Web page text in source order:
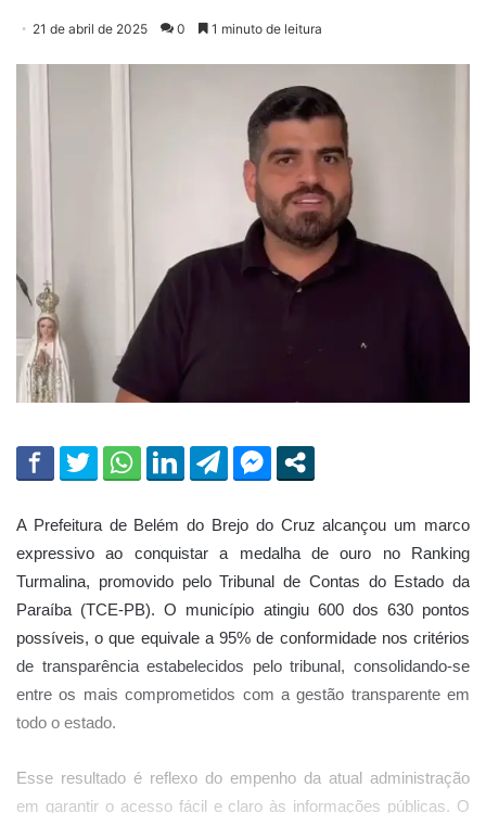
21 de abril de 2025 0 1 minuto de leitura
A Prefeitura de Belém do Brejo do Cruz alcançou um marco
expressivo ao conquistar a medalha de ouro no Ranking
Turmalina, promovido pelo Tribunal de Contas do Estado da
Paraíba (TCE-PB). O município atingiu 600 dos 630 pontos
possíveis, o que equivale a 95% de conformidade nos critérios
de transparência estabelecidos pelo tribunal, consolidando-se
entre os mais comprometidos com a gestão transparente em
todo o estado.
Esse resultado é reflexo do empenho da atual administração
em garantir o acesso fácil e claro às informações públicas. O